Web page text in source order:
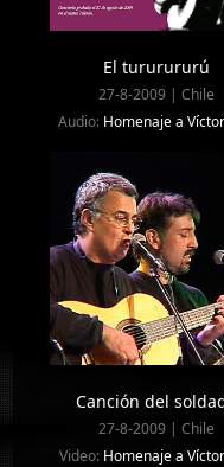
El tururururú
27-8-2009 | Chile
Audio: Homenaje a
Canción del
27-8-2009 | Chile
Video: Homenaje a